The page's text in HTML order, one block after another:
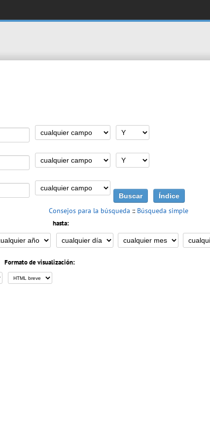
Consejos para la búsqueda :: Búsqueda simple
hasta:
Formato de visualización: